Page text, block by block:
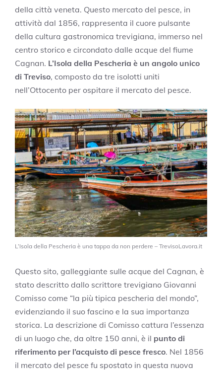
della città veneta. Questo mercato del pesce, in
attività dal 1856, rappresenta il cuore pulsante
della cultura gastronomica trevigiana, immerso nel
centro storico e circondato dalle acque del fiume
Cagnan. L’Isola della Pescheria è un angolo unico
di Treviso, composto da tre isolotti uniti
nell’Ottocento per ospitare il mercato del pesce.
L’Isola della Pescheria è una tappa da non perdere – TrevisoLavora.it
Questo sito, galleggiante sulle acque del Cagnan, è
stato descritto dallo scrittore trevigiano Giovanni
Comisso come “la più tipica pescheria del mondo”,
evidenziando il suo fascino e la sua importanza
storica. La descrizione di Comisso cattura l’essenza
di un luogo che, da oltre 150 anni, è il punto di
riferimento per l’acquisto di pesce fresco. Nel 1856
il mercato del pesce fu spostato in questa nuova